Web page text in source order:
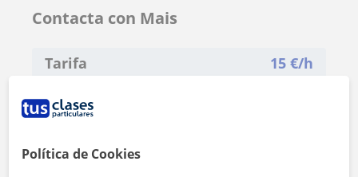
Contacta con Mais
Tarifa 15 €/h
Política de Cookies